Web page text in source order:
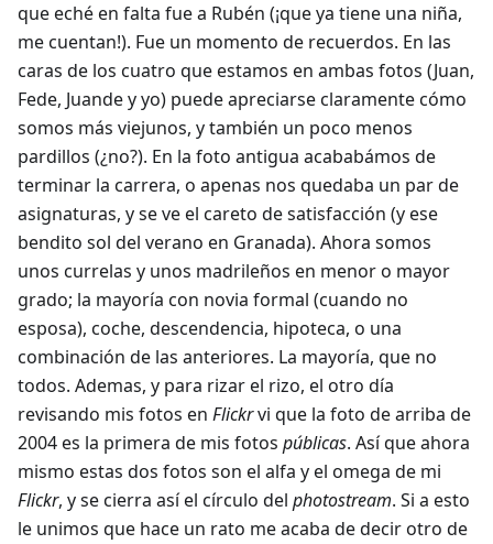
que eché en falta fue a Rubén (¡que ya tiene una niña,
me cuentan!). Fue un momento de recuerdos. En las
caras de los cuatro que estamos en ambas fotos (Juan,
Fede, Juande y yo) puede apreciarse claramente cómo
somos más viejunos, y también un poco menos
pardillos (¿no?). En la foto antigua acababámos de
terminar la carrera, o apenas nos quedaba un par de
asignaturas, y se ve el careto de satisfacción (y ese
bendito sol del verano en Granada). Ahora somos
unos currelas y unos madrileños en menor o mayor
grado; la mayoría con novia formal (cuando no
esposa), coche, descendencia, hipoteca, o una
combinación de las anteriores. La mayoría, que no
todos. Ademas, y para rizar el rizo, el otro día
revisando mis fotos en Flickrvi que la foto de arriba de
2004 es la primera de mis fotos públicas. Así que ahora
mismo estas dos fotos son el alfa y el omega de mi
Flickr, y se cierra así el círculo del photostream. Si a esto
le unimos que hace un rato me acaba de decir otro de